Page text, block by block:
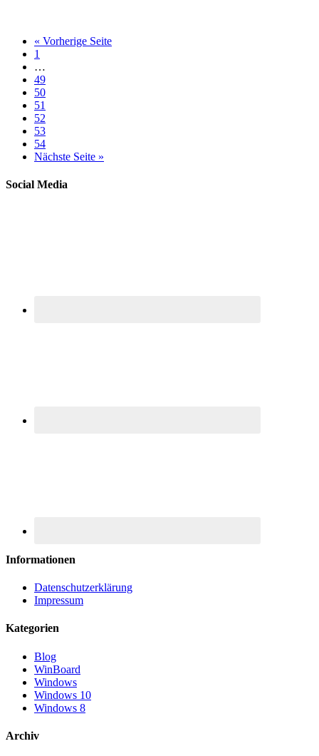
« Vorherige Seite
1
…
49
50
51
52
53
54
Nächste Seite »
Social Media
Informationen
Datenschutzerklärung
Impressum
Kategorien
Blog
WinBoard
Windows
Windows 10
Windows 8
Archiv